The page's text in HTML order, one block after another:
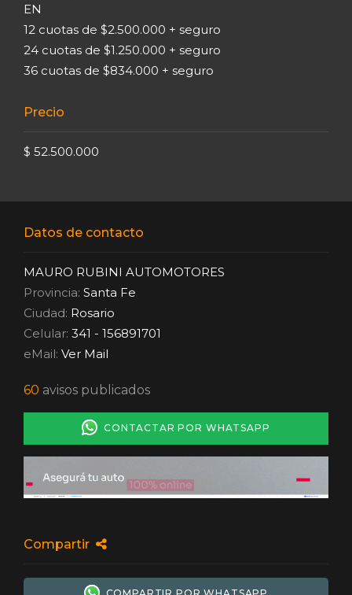
EN
12 cuotas de $2.500.000 + seguro
24 cuotas de $1.250.000 + seguro
36 cuotas de $834.000 + seguro
Precio
$ 52.500.000
Datos de contacto
MAURO RUBINI AUTOMOTORES
Provincia: Santa Fe
Ciudad: Rosario
Celular: 341 - 156891701
eMail: Ver Mail
60 avisos publicados
CONTACTAR POR WHATSAPP
Compartir